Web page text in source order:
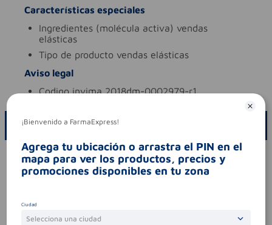
Características especiales
ingredientes (molécula activa) vendas
elásticas
tipo de producto vendas elásticas
Aviso legal
codigo invima 2018dm-0002979-r1
ESCRIBE UN COMENTARIO
Por favor, inicie sesión para escribir un comentario
Sin comentarios.
¡Bienvenido a FarmaExpress!
Agrega tu ubicación o arrastra el PIN en el
mapa para ver los productos, precios y
promociones disponibles en tu zona
Ciudad
Selecciona una ciudad